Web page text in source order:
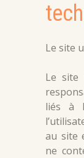
Le site
Le site
liés à
au site
ne